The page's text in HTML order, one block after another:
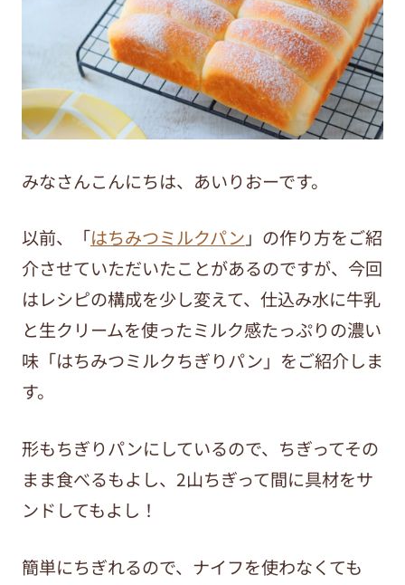
みなさんこんにちは、あいりおーです。
以前、「はちみつミルクパン 」の作り方をご紹
介させていただいたことがあるのですが、今回
はレシピの構成を少し変えて、仕込み水に牛乳
と生クリームを使ったミルク感たっぷりの濃い
味「はちみつミルクちぎりパン」をご紹介しま
す。
形もちぎりパンにしているので、ちぎってその
まま食べるもよし、2山ちぎって間に具材をサ
ンドしてもよし！
簡単にちぎれるので、ナイフを使わなくても